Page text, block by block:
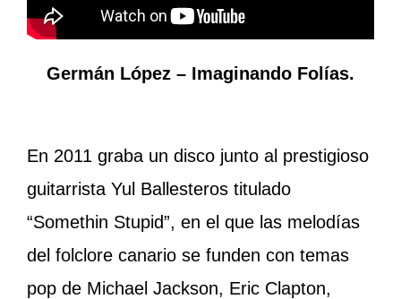
Germán López – Imaginando Folías.
En 2011 graba un disco junto al prestigioso
guitarrista Yul Ballesteros titulado
“Somethin Stupid”, en el que las melodías
del folclore canario se funden con temas
pop de Michael Jackson, Eric Clapton,